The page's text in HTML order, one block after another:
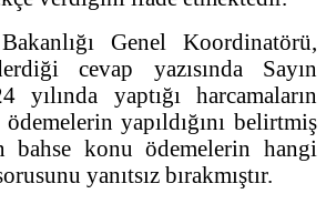
Genel Koordinatörü,
cevap yazısında Sayın
yılında yaptığı harcamaların
yapıldığını belirtmiş
bahse konu ödemelerin hangi
yanıtsız bırakmıştır.